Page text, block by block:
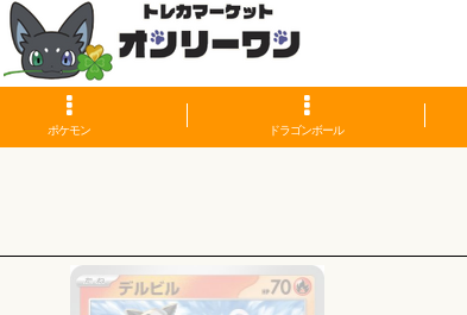
ポケモン ドラゴンボール